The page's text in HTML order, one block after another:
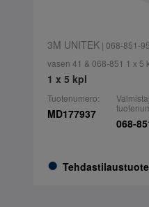
3M UNITEK| 068-851-
vasen 41 & 068-851 1 x 5
1 x 5 kpl
Tuotenumero:
MD177937
Tehdastilaustuote
068-